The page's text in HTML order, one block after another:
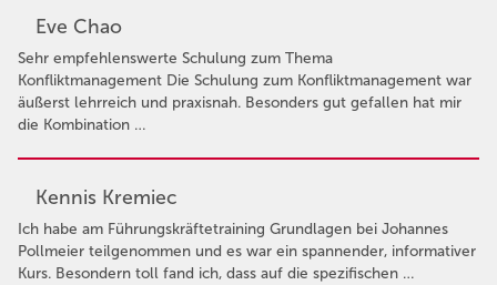
Eve Chao
Sehr empfehlenswerte Schulung zum Thema
Konfliktmanagement Die Schulung zum Konfliktmanagement war
äußerst lehrreich und praxisnah. Besonders gut gefallen hat mir
die Kombination …
Kennis Kremiec
Ich habe am Führungskräftetraining Grundlagen bei Johannes
Pollmeier teilgenommen und es war ein spannender, informativer
Kurs. Besondern toll fand ich, dass auf die spezifischen …